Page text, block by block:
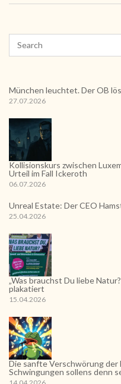
München leuchtet. Der OB
27.07.2026
Kollisionskurs zwischen
Urteil im Fall Ickeroth
06.07.2026
Unreal Estate: Der CEO
25.04.2026
„Was brauchst Du liebe
plakatiert
15.04.2026
Die sanfte Verschwörung der
Schwingungen sollens denn